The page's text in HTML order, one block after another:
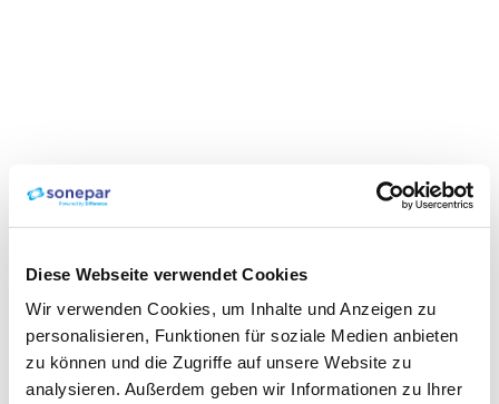
Diese Webseite verwendet Cookies
Wir verwenden Cookies, um Inhalte und Anzeigen zu
personalisieren, Funktionen für soziale Medien anbieten
zu können und die Zugriffe auf unsere Website zu
analysieren. Außerdem geben wir Informationen zu Ihrer